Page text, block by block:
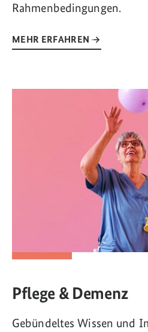
Rahmenbedingungen.
MEHR ERFAHREN
Pflege & Demenz
Gebündeltes Wissen und